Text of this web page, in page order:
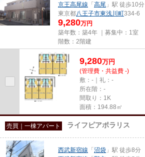
京王高尾線 「 高尾 」駅 徒歩10分
東京都八王子市東浅川町334-6
9,280万円
築年数：築4年 ｜募集中： 1室
階数：2階建
9,280万円
(管理費・共益費 -)
敷：-｜礼：-
所在階：-
間取り：1K
面積：194.88㎡
売買｜一棟アパート ライフピアポラリス
西武新宿線 「 沼袋 」駅 徒歩8分